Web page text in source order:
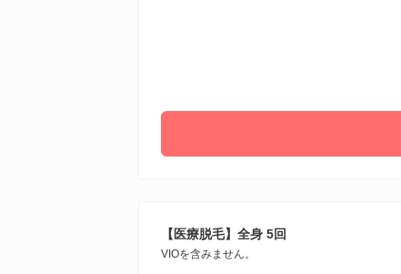
【医療脱毛】全身 5回
VIOを含みません。